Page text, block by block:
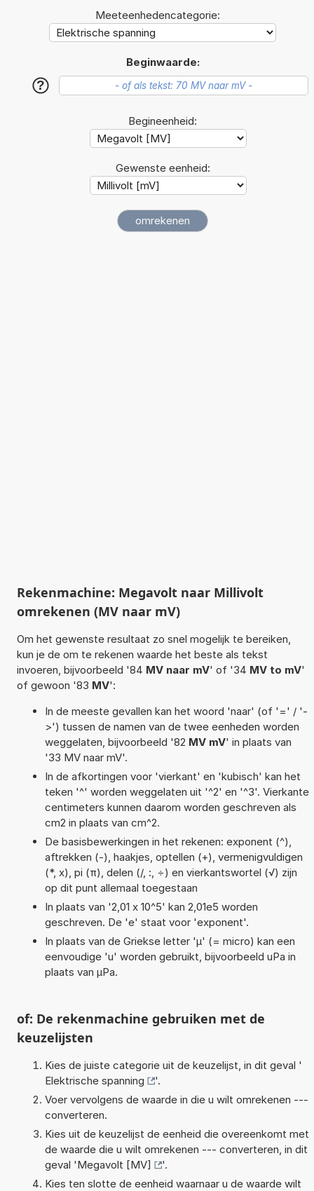
Meeteenhedencategorie:
Beginwaarde:
?
Begineenheid:
Gewenste eenheid:
Rekenmachine: Megavolt naar Millivolt
omrekenen (MV naar mV)
Om het gewenste resultaat zo snel mogelijk te bereiken,
kun je de om te rekenen waarde het beste als tekst
invoeren, bijvoorbeeld '84 MV naar mV' of '34 MV to mV'
of gewoon '83 MV':
In de meeste gevallen kan het woord 'naar' (of '=' / '-
>') tussen de namen van de twee eenheden worden
weggelaten, bijvoorbeeld '82 MV mV' in plaats van
'33 MV naar mV'.
In de afkortingen voor 'vierkant' en 'kubisch' kan het
teken '^' worden weggelaten uit '^2' en '^3'. Vierkante
centimeters kunnen daarom worden geschreven als
cm2 in plaats van cm^2.
De basisbewerkingen in het rekenen: exponent (^),
aftrekken (-), haakjes, optellen (+), vermenigvuldigen
(*, x), pi (π), delen (/, :, ÷) en vierkantswortel (√) zijn
op dit punt allemaal toegestaan
In plaats van '2,01 x 10^5' kan 2,01e5 worden
geschreven. De 'e' staat voor 'exponent'.
In plaats van de Griekse letter 'µ' (= micro) kan een
eenvoudige 'u' worden gebruikt, bijvoorbeeld uPa in
plaats van µPa.
of: De rekenmachine gebruiken met de
keuzelijsten
Kies de juiste categorie uit de keuzelijst, in dit geval '
Elektrische spanning
'.
Voer vervolgens de waarde in die u wilt omrekenen ---
converteren.
Kies uit de keuzelijst de eenheid die overeenkomt met
de waarde die u wilt omrekenen --- converteren, in dit
geval 'Megavolt [MV]
'.
Kies ten slotte de eenheid waarnaar u de waarde wilt